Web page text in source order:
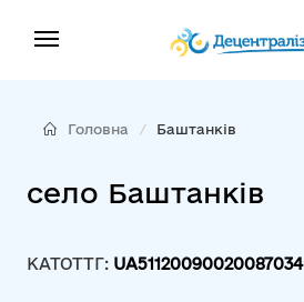
Головна Баштанків
село Баштанків
КАТОТТГ: UA51120090020087034